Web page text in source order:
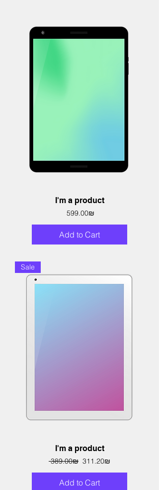
I'm a product
Price ‏599.00 ‏₪
Add to Cart
Sale
I'm a product
Regular Price
‏389.00 ‏₪ Sale Price
‏311.20 ‏₪
Add to Cart